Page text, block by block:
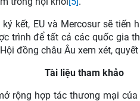
kết, EU và Mercosur sẽ
trình để tất cả các quốc gia
đồng châu Âu xem xét,
Tài liệu tham khảo
rộng hợp tác thương mại